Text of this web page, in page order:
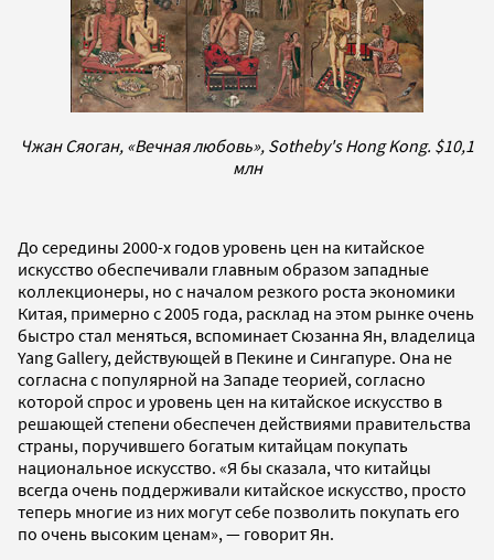
Чжан Сяоган, «Вечная любовь», Sotheby's Hong Kong. $10,1
млн
До середины 2000-х годов уровень цен на китайское
искусство обеспечивали главным образом западные
коллекционеры, но с началом резкого роста экономики
Китая, примерно с 2005 года, расклад на этом рынке очень
быстро стал меняться, вспоминает Сюзанна Ян, владелица
Yang Gallery, действующей в Пекине и Сингапуре. Она не
согласна с популярной на Западе теорией, согласно
которой спрос и уровень цен на китайское искусство в
решающей степени обеспечен действиями правительства
страны, поручившего богатым китайцам покупать
национальное искусство. «Я бы сказала, что китайцы
всегда очень поддерживали китайское искусство, просто
теперь многие из них могут себе позволить покупать его
по очень высоким ценам», — говорит Ян.